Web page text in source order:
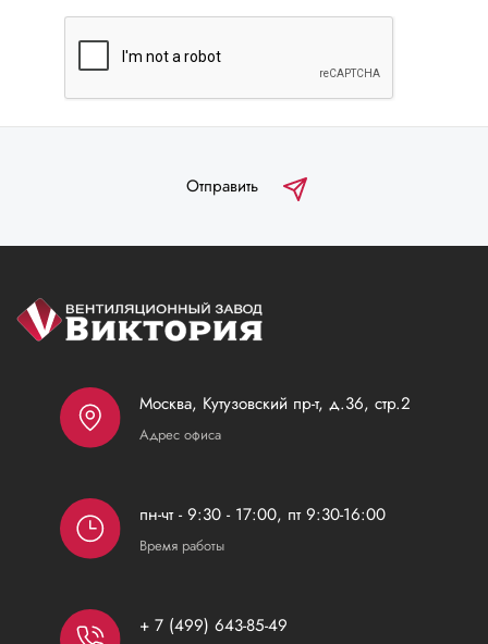
Отправить
Москва, Кутузовский пр-т, д.36, стр.2
Адрес офиса
пн-чт - 9:30 - 17:00, пт 9:30-16:00
Время работы
+ 7 (499) 643-85-49